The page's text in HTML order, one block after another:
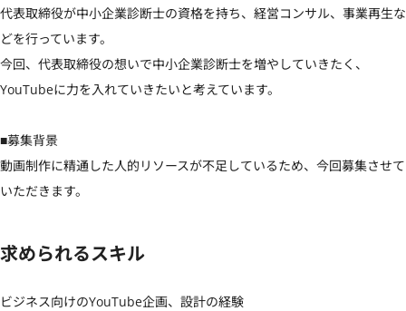
代表取締役が中小企業診断士の資格を持ち、経営コンサル、事業再生な
どを行っています。
今回、代表取締役の想いで中小企業診断士を増やしていきたく、
YouTubeに力を入れていきたいと考えています。
■募集背景
動画制作に精通した人的リソースが不足しているため、今回募集させて
いただきます。
求められるスキル
ビジネス向けのYouTube企画、設計の経験